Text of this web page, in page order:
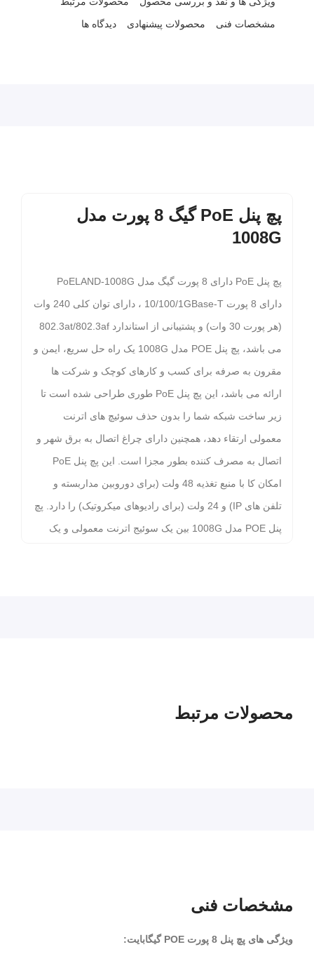
مشخصات فنی
محصولات پیشنهادی دیدگاه ها
پچ پنل PoE گیگ 8 پورت مدل
1008G
پچ پنل PoE دارای 8 پورت گیگ مدل PoELAND-1008G
دارای 8 پورت 10/100/1GBase-T ، دارای توان کلی 240 وات
(هر پورت 30 وات) و پشتیبانی از استاندارد 802.3at/802.3af
می باشد، پچ پنل POE مدل 1008G یک راه حل سریع، ایمن و
مقرون به صرفه برای کسب و کارهای کوچک و شرکت ها
ارائه می باشد، این پچ پنل PoE طوری طراحی شده است تا
زیر ساخت شبکه شما را بدون حذف سوئیچ های اترنت
معمولی ارتقاء دهد، همچنین دارای چراغ اتصال به برق شهر و
اتصال به مصرف کننده بطور مجزا است. این پچ پنل PoE
امکان کا با منبع تغذیه 48 ولت (برای دوروبین مداربسته و
تلفن های IP) و 24 ولت (برای رادیوهای میکروتیک) را دارد. پچ
پنل POE مدل 1008G بین یک سوئیج اترنت معمولی و یک
Panel gig) :
محصولات مرتبط
مشخصات فنی
ویژگی های پچ پنل 8 پورت POE گیگابایت: